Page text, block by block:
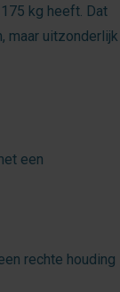
kg heeft. Dat
maar uitzonderlijk
een
rechte houding